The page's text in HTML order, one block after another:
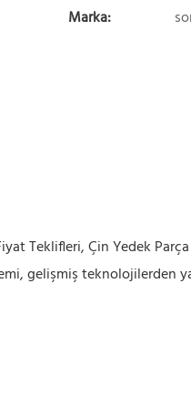
Marka:
Teklifleri, Çin Yedek
gelişmiş teknolojilerden